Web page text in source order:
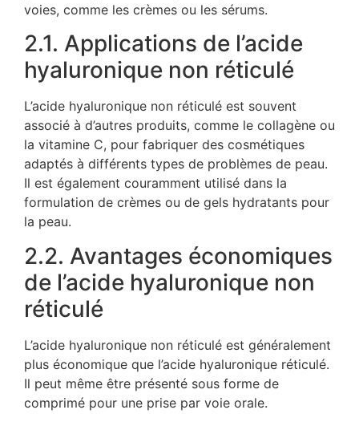
voies, comme les crèmes ou les sérums.
2.1. Applications de l’acide
hyaluronique non réticulé
L’acide hyaluronique non réticulé est souvent
associé à d’autres produits, comme le collagène ou
la vitamine C, pour fabriquer des cosmétiques
adaptés à différents types de problèmes de peau.
Il est également couramment utilisé dans la
formulation de crèmes ou de gels hydratants pour
la peau.
2.2. Avantages économiques
de l’acide hyaluronique non
réticulé
L’acide hyaluronique non réticulé est généralement
plus économique que l’acide hyaluronique réticulé.
Il peut même être présenté sous forme de
comprimé pour une prise par voie orale.